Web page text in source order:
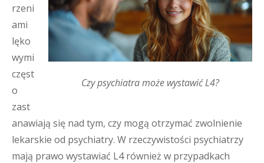
Czy psychiatra może wystawić L4?
rzeni
ami
lęko
wymi
częst
o
zast
anawiają się nad tym, czy mogą otrzymać zwolnienie
lekarskie od psychiatry. W rzeczywistości psychiatrzy
mają prawo wystawiać L4 również w przypadkach